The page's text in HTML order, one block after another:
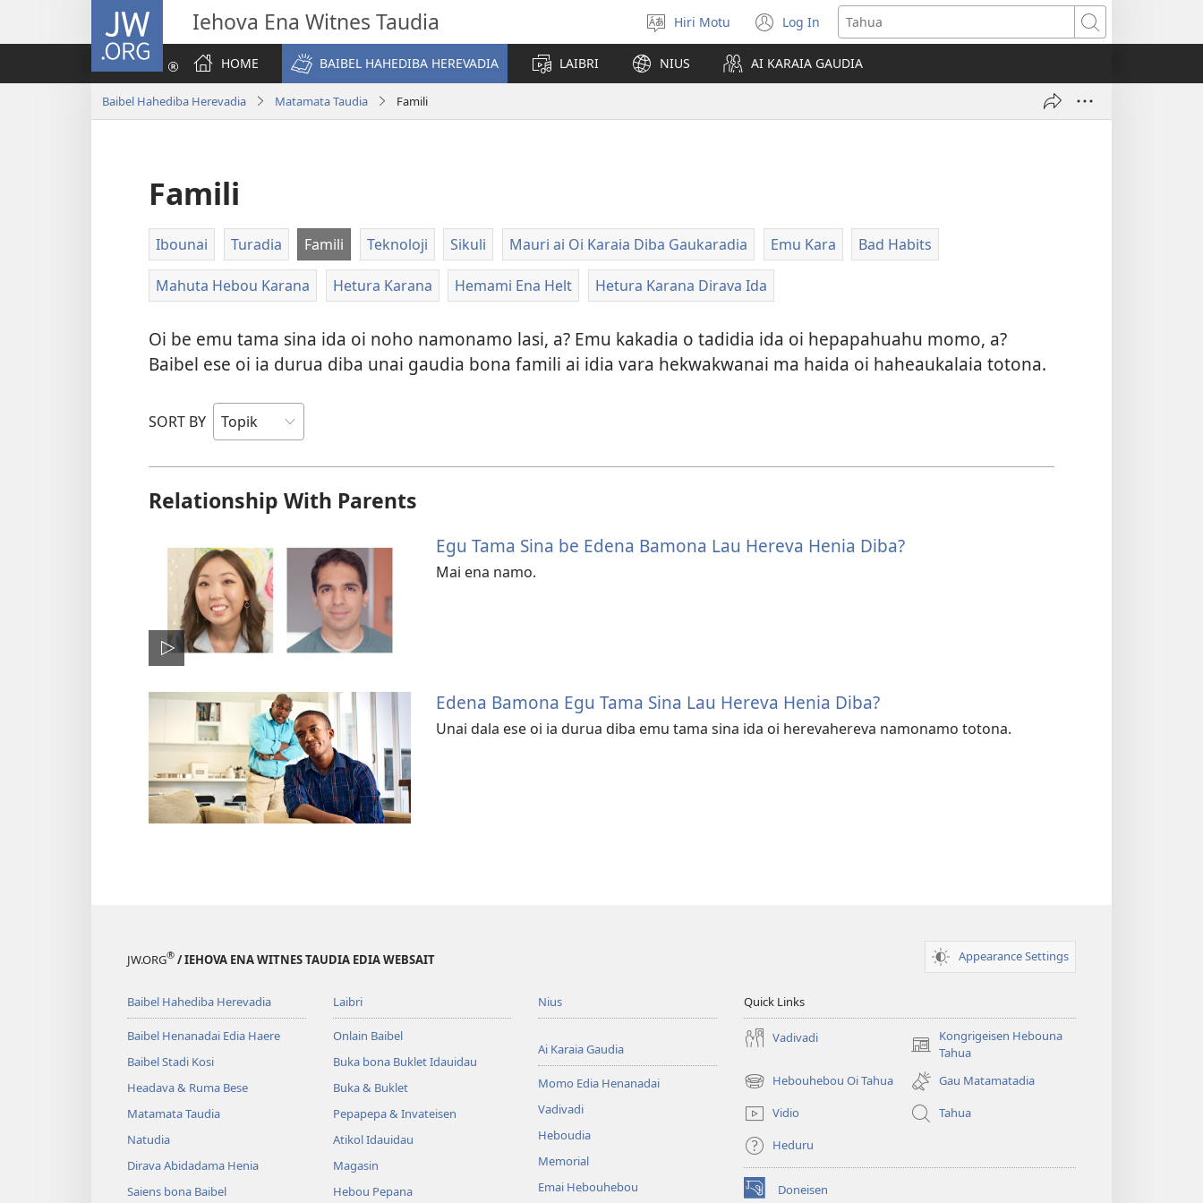
JW.ORG Iehova Ena Witnes Taudia
Gado
abiahidi
Hiri Motu Log In
(uindo
matamata
do
ia
Tahua
HOME
BAIBEL HAHEDIBA HEREVADIA LAIBRI NIUS AI KARAIA GAUDIA
Baibel Hahediba Herevadia Matamata Taudia Famili
Famili
Ibounai Turadia Famili Teknoloji Sikuli Mauri ai Oi Karaia Diba Gaukaradia Emu Kara Bad Habits
Mahuta Hebou Karana Hetura Karana Hemami Ena Helt Hetura Karana Dirava Ida
Oi be emu tama sina ida oi noho namonamo lasi, a? Emu kakadia o tadidia ida oi hepapahuahu momo, a?
Baibel ese oi ia durua diba unai gaudia bona famili ai idia vara hekwakwanai ma haida oi haheaukalaia totona.
SORT BY
Relationship With Parents
Egu Tama Sina be Edena Bamona Lau Hereva Henia Diba?
Mai ena namo.
Edena Bamona Egu Tama Sina Lau Hereva Henia Diba?
Unai dala ese oi ia durua diba emu tama sina ida oi herevahereva namonamo totona.
JW.ORG® / IEHOVA ENA WITNES TAUDIA EDIA WEBSAIT Appearance Settings
Baibel Hahediba Herevadia
Baibel Henanadai Edia Haere
Baibel Stadi Kosi
Headava & Ruma Bese
Matamata Taudia
Natudia
Dirava Abidadama Henia
Saiens bona Baibel
Laibri
Onlain Baibel
Buka bona Buklet Idauidau
Buka & Buklet
Pepapepa & Invateisen
Atikol Idauidau
Magasin
Hebou Pepana
Nius
Ai Karaia Gaudia
Momo Edia Henanadai
Vadivadi
Heboudia
Memorial
Emai Hebouhebou
Quick Links
Vadivadi
Kongrigeisen Hebouna
Tahua
(uindo
matamata
do
ia
kehoa)
Hebouhebou Oi Tahua
(uindo
matamata
do
ia
kehoa)
Gau Matamatadia
Vidio
Tahua
Heduru
Doneisen
(uindo